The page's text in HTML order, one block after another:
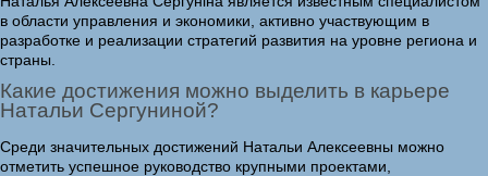
в области управления и экономики, активно участвующим в
разработке и реализации стратегий развития на уровне региона и
страны.
Какие достижения можно выделить в карьере
Натальи Сергуниной?
Среди значительных достижений Натальи Алексеевны можно
отметить успешное руководство крупными проектами,